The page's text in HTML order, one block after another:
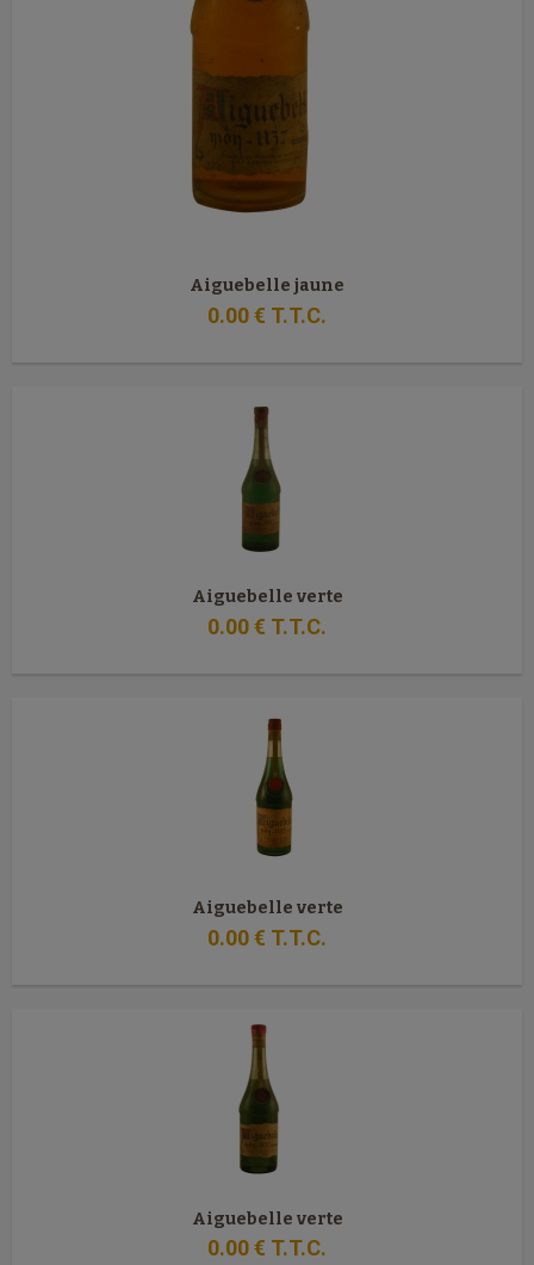
Aiguebelle jaune
0.00€ T.T.C.
Aiguebelle verte
0.00€ T.T.C.
Aiguebelle verte
0.00€ T.T.C.
Aiguebelle verte
0.00€ T.T.C.